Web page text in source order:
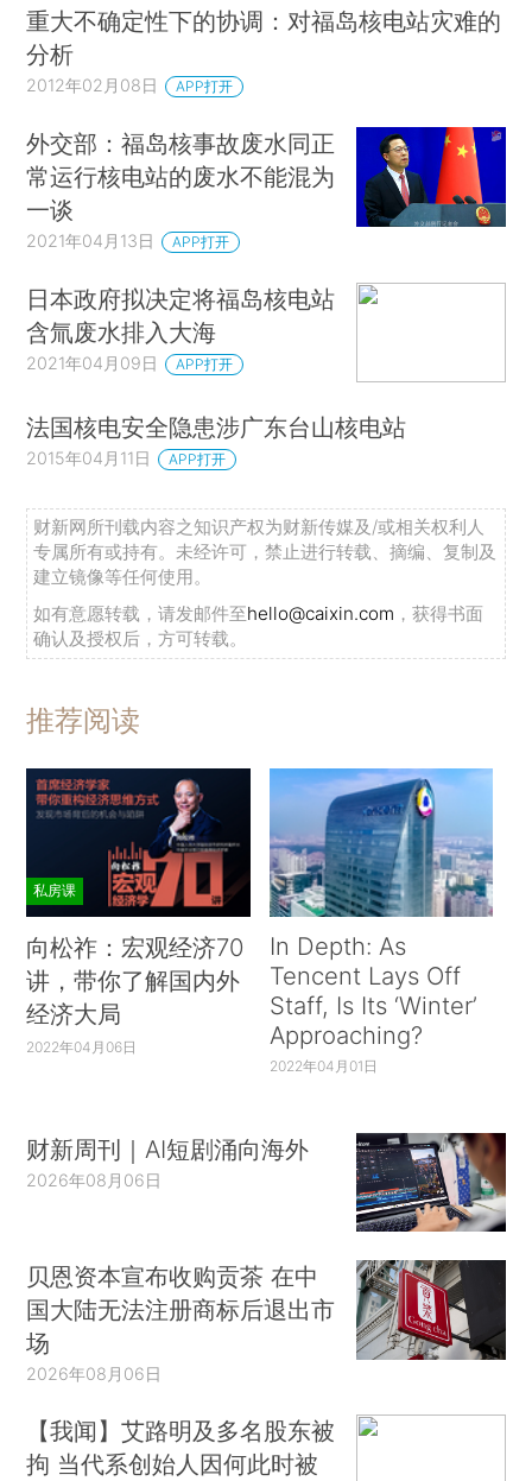
重大不确定性下的协调：对福岛核电站灾难的
分析
2012年02月08日 APP打开
外交部：福岛核事故废水同正
常运行核电站的废水不能混为
一谈
2021年04月13日 APP打开
日本政府拟决定将福岛核电站
含氚废水排入大海
2021年04月09日 APP打开
法国核电安全隐患涉广东台山核电站
2015年04月11日 APP打开
财新网所刊载内容之知识产权为财新传媒及/或相关权利人
专属所有或持有。未经许可，禁止进行转载、摘编、复制及
建立镜像等任何使用。
如有意愿转载，请发邮件至hello@caixin.com ，获得书面
确认及授权后，方可转载。
推荐阅读
私房课
向松祚：宏观经济70
讲，带你了解国内外
经济大局
2022年04月06日
In Depth: As
Tencent Lays Off
Staff, Is Its ‘Winter’
Approaching?
2022年04月01日
财新周刊｜AI短剧涌向海外
2026年08月06日
贝恩资本宣布收购贡茶 在中
国大陆无法注册商标后退出市
场
2026年08月06日
【我闻】艾路明及多名股东被
拘 当代系创始人因何此时被